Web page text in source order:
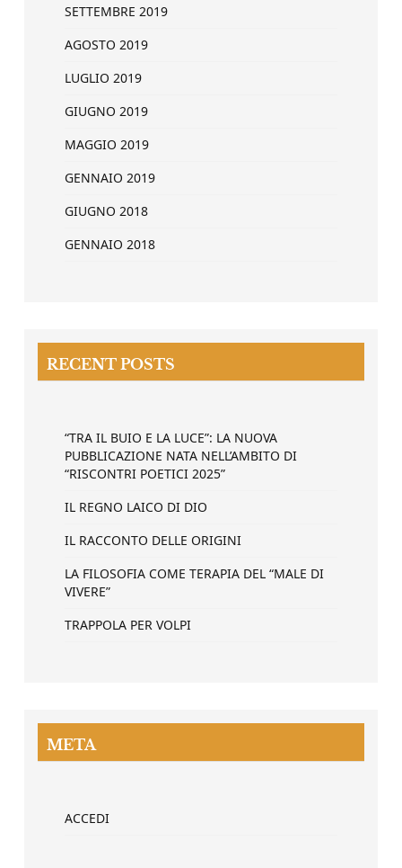
SETTEMBRE 2019
AGOSTO 2019
LUGLIO 2019
GIUGNO 2019
MAGGIO 2019
GENNAIO 2019
GIUGNO 2018
GENNAIO 2018
RECENT POSTS
“TRA IL BUIO E LA LUCE”: LA NUOVA
PUBBLICAZIONE NATA NELL’AMBITO DI
“RISCONTRI POETICI 2025”
IL REGNO LAICO DI DIO
IL RACCONTO DELLE ORIGINI
LA FILOSOFIA COME TERAPIA DEL “MALE DI
VIVERE”
TRAPPOLA PER VOLPI
META
ACCEDI